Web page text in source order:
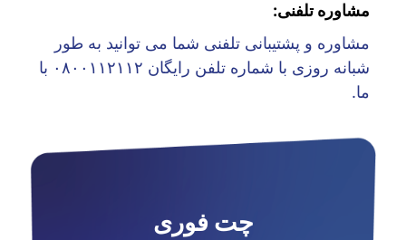
مشاوره تلفنی:
مشاوره و پشتیبانی تلفنی شما می توانید به طور
شبانه روزی با شماره تلفن رایگان ۰۸۰۰۱۱۲۱۱۲ با
ما.
چت فوری